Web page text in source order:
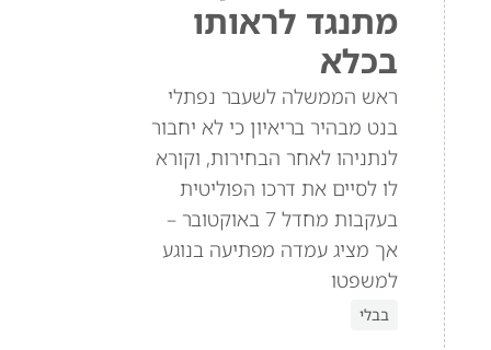
מתנגד לראותו
בכלא
ראש הממשלה לשעבר נפתלי
בנט מבהיר בריאיון כי לא יחבור
לנתניהו לאחר הבחירות, וקורא
לו לסיים את דרכו הפוליטית
בעקבות מחדל 7 באוקטובר –
אך מציג עמדה מפתיעה בנוגע
למשפטו
בבלי